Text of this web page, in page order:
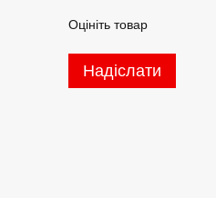
Оцініть товар
Надіслати